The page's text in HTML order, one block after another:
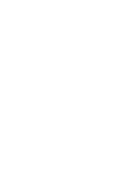
und sonstige Fußwege.
zuständig sind,
Privatstraßen.
Privatstraßen nach
sind die